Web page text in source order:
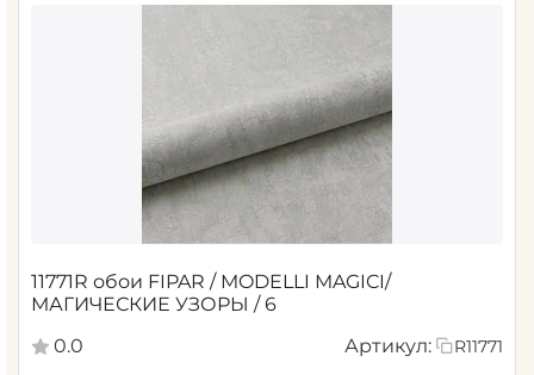
11771R обои FIPAR / MODELLI MAGICI/
МАГИЧЕСКИЕ УЗОРЫ / 6
0.0
Артикул: R11771